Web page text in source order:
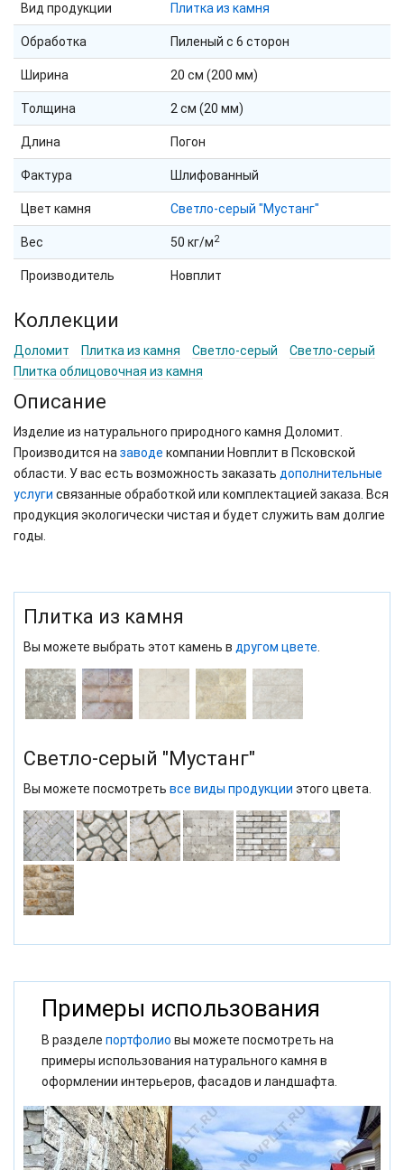
Вид продукции Плитка из камня
Обработка Пиленый с 6 сторон
Ширина 20 см (200 мм)
Толщина 2 см (20 мм)
Длина Погон
Фактура Шлифованный
Цвет камня Светло-серый "Мустанг"
Вес 50 кг/м2
Производитель Новплит
Коллекции
Доломит Плитка из камня Светло-серый
Светло-серый
Плитка облицовочная из камня
Описание
Изделие из натурального природного камня Доломит.
Производится на заводе компании Новплит в Псковской
области. У вас есть возможность заказать дополнительные
услуги связанные обработкой или комплектацией заказа. Вся
продукция экологически чистая и будет служить вам долгие
годы.
Плитка из камня
Вы можете выбрать этот камень в другом цвете
Светло-серый "Мустанг"
Вы можете посмотреть все виды продукции этого цвета.
Примеры использования
В разделе портфолио вы можете посмотреть на
примеры использования натурального камня в
оформлении интерьеров, фасадов и ландшафта.